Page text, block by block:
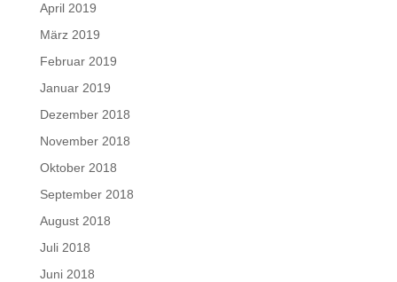
April 2019
März 2019
Februar 2019
Januar 2019
Dezember 2018
November 2018
Oktober 2018
September 2018
August 2018
Juli 2018
Juni 2018